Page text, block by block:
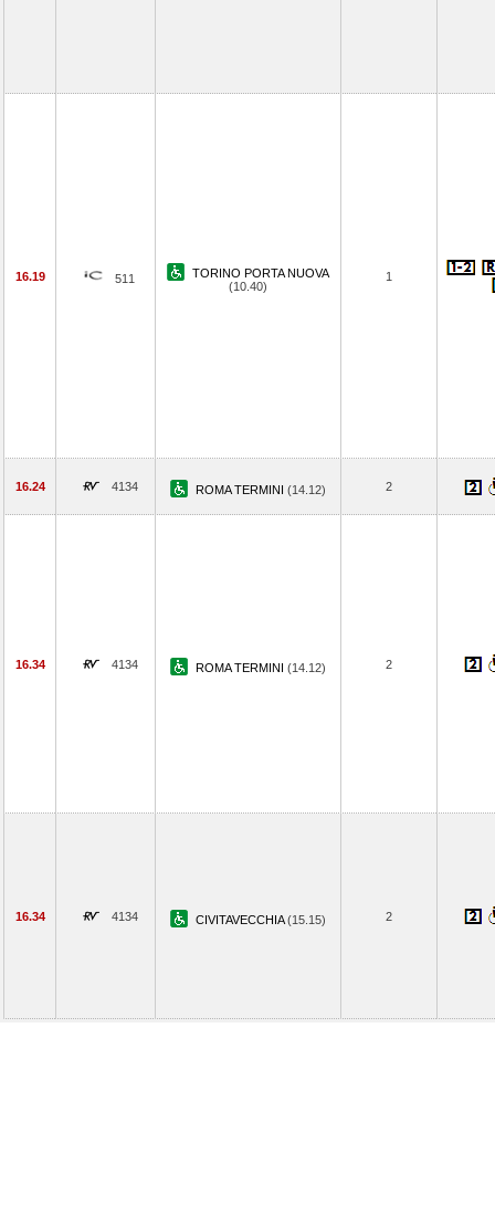
16.19 511
TORINO PORTA NUOVA
(10.40)
1
16.24 4134 ROMA TERMINI (14.12) 2
16.34 4134 ROMA TERMINI (14.12) 2
16.34 4134 CIVITAVECCHIA(15.15) 2